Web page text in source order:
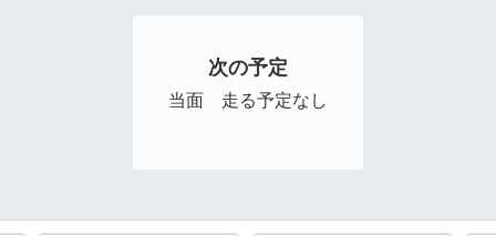
次の予定
当面 走る予定なし